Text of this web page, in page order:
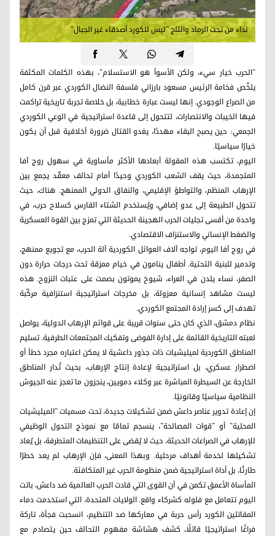
نداء من تحت الرماد والثلج "ليس للكورد أصدقاء غير الجبال"
"الحرب خيار سيء، ولكن الأسوأ هو الاستسلام"، بهذه الكلمات المكثفة
يلخّص فخامة الرئيس مسعود بارزاني فلسفة النضال الكوردي عبر قرن كامل
من الصراع الوجودي. إنها ليست عبارة خطابية، بل خلاصة تجربة تاريخية تراكمت
فيها الخيبات والانتصارات، لتتحول إلى قاعدة استراتيجية في الوعي الكوردي
الجمعي: حين يصبح البقاء مهددًا، يغدو القتال ضرورة أخلاقية قبل أن يكون
خيارًا سياسيًا.
اليوم، تكتسب هذه المقولة أبعادها الأكثر مأساوية في سهول روج آفا
المتجمدة، حيث يقف الشعب الكوردي وحيدًا أمام تحالف معقّد يجمع بين
الإرهاب المنظم، والتواطؤ الإقليمي، والنفاق الدولي الممنهج. هناك، حيث
تتحول الطبيعة إلى عدو إضافي، ويُستخدم الشتاء القارس كسلاح حرب، في
واحدة من أقسى تجليات الحرب الهجينة الحديثة التي تمزج بين القوة العسكرية
والضغط الإنساني والاستنزاف الاقتصادي.
في روج آفا اليوم، تواجه آلاف العوائل الكوردية آلة الحرب، مع تجويع ممنهج،
وتدمير للبنية التحتية. أطفال ينامون في خيام ممزقة تحت درجات حرارة دون
الصفر، نساء يلدن في العراء، شيوخ يموتون بصمت على عتبات النزوح. هذه
ليست مشاهد إنسانية معزولة، بل مخرجات استراتيجية استنزافية مركّبة
تهدف إلى كسر إرادة المجتمع الكوردي.
نظام دمشق، الذي كان حتى سنوات قريبة على قوائم الإرهاب الدولية، يواصل
لعبته التاريخية القائمة على إدارة الفوضى وتفكيك المجتمعات الطرفية. تسليم
المناطق الكوردية لميليشيات ذات جذور داعشية لا يمكن اعتباره مجرد خطأ أو
اضطرار عسكري، بل استراتيجية لإعادة إنتاج الإرهاب، بحيث تُدار المناطق
الخارجة عن السيطرة المباشرة عبر وكلاء دمويين، ينجزون ما تعجز عنه الجيوش
النظامية سياسيًا وقانونيًا.
إن إعادة تدوير عناصر داعش ضمن تشكيلات جديدة، تحت مسميات "الميليشيات
المحلية" أو "قوات المصالحة"، ينسجم تمامًا مع نموذج التحول الوظيفي
للإرهاب في الصراعات الحديثة، حيث لا يُقضى على التنظيمات المتطرفة، بل يُعاد
تشكيلها لخدمة أهداف مرحلية. وبهذا المعنى، فإن الإرهاب لم يعد خطرًا
طارئًا، بل أداة استراتيجية ضمن منظومة الحرب غير المتكافئة.
المأساة الأعمق تكمن في أن القوى التي قادت الحرب العالمية ضد داعش، باتت
اليوم تتعامل مع فلوله كشركاء واقع. الولايات المتحدة، التي استخدمت دماء
المقاتلين الكورد رأس حربة في معاركها ضد التنظيم، انسحبت فجأة، تاركة
فراغًا استراتيجيًا قاتلًا، كشف هشاشة مفهوم التحالف حين يتصادم مع